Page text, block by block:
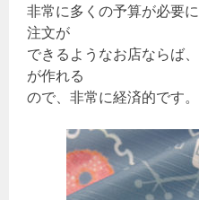
非常に多くの予算が必要
注文が
できるようなお店ならば
が作れる
ので、非常に経済的です。